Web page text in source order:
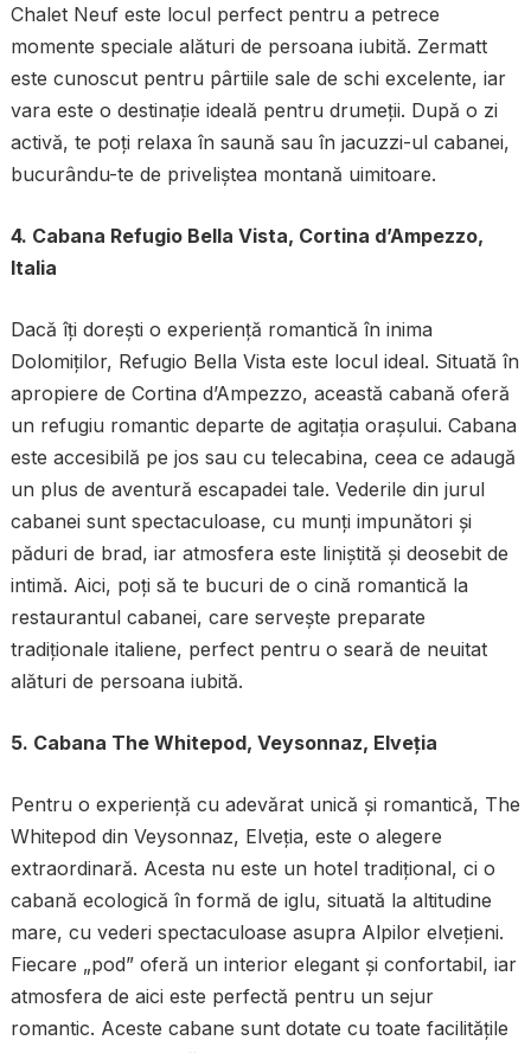
Chalet Neuf este locul perfect pentru a petrece
momente speciale alături de persoana iubită. Zermatt
este cunoscut pentru pârtiile sale de schi excelente, iar
vara este o destinație ideală pentru drumeții. După o zi
activă, te poți relaxa în saună sau în jacuzzi-ul cabanei,
bucurându-te de priveliștea montană uimitoare.
4. Cabana Refugio Bella Vista, Cortina d’Ampezzo,
Italia
Dacă îți dorești o experiență romantică în inima
Dolomiților, Refugio Bella Vista este locul ideal. Situată în
apropiere de Cortina d’Ampezzo, această cabană oferă
un refugiu romantic departe de agitația orașului. Cabana
este accesibilă pe jos sau cu telecabina, ceea ce adaugă
un plus de aventură escapadei tale. Vederile din jurul
cabanei sunt spectaculoase, cu munți impunători și
păduri de brad, iar atmosfera este liniștită și deosebit de
intimă. Aici, poți să te bucuri de o cină romantică la
restaurantul cabanei, care servește preparate
tradiționale italiene, perfect pentru o seară de neuitat
alături de persoana iubită.
5. Cabana The Whitepod, Veysonnaz, Elveția
Pentru o experiență cu adevărat unică și romantică, The
Whitepod din Veysonnaz, Elveția, este o alegere
extraordinară. Acesta nu este un hotel tradițional, ci o
cabană ecologică în formă de iglu, situată la altitudine
mare, cu vederi spectaculoase asupra Alpilor elvețieni.
Fiecare „pod” oferă un interior elegant și confortabil, iar
atmosfera de aici este perfectă pentru un sejur
romantic. Aceste cabane sunt dotate cu toate facilitățile